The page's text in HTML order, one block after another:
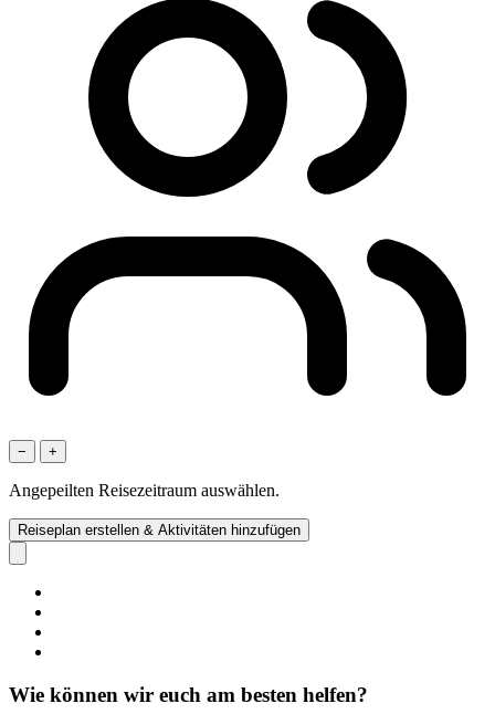
− +
Angepeilten Reisezeitraum auswählen.
Reiseplan erstellen & Aktivitäten hinzufügen
Wie können wir euch am besten helfen?